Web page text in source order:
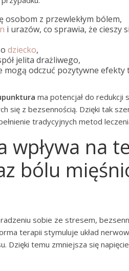
osobom z przewlekłym bólem,
i urazów, co sprawia, że cieszy
dziecko,
jelita drażliwego,
odczuć pozytywne efekty
ma potencjał do redukcji
się z bezsennością. Dzięki tak
tradycyjnych metod
wpływa na
bólu
sobie ze stresem,
terapii stymuluje układ
Dzięki temu zmniejsza się